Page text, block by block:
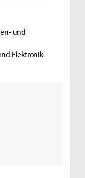
und
Elektronik